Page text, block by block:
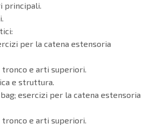
principali.
per la catena estensoria
tronco e arti superiori.
e struttura.
esercizi per la catena estensoria
tronco e arti superiori.